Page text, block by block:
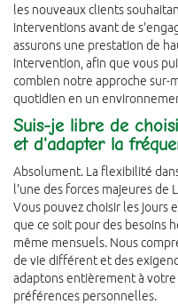
les nouveaux clients
interventions avant de
assurons une prestation de
intervention, afin que vous
combien notre approche
quotidien en un
Suis-je libre de
et d'adapter la
Absolument. La flexibilité
l'une des forces majeures de
Vous pouvez choisir les jours
que ce soit pour des besoins
même mensuels. Nous
de vie différent et des
adaptons entièrement à
préférences personnelles.